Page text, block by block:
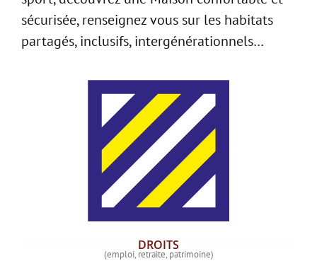
sécurisée, renseignez vous sur les habitats
partagés, inclusifs, intergénérationnels…
DROITS
(emploi, retraite, patrimoine)